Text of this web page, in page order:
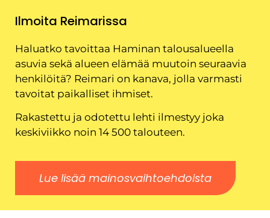
Ilmoita Reimarissa
Haluatko tavoittaa Haminan talousalueella
asuvia sekä alueen elämää muutoin seuraavia
henkilöitä? Reimari on kanava, jolla varmasti
tavoitat paikalliset ihmiset.
Rakastettu ja odotettu lehti ilmestyy joka
keskiviikko noin 14 500 talouteen.
Lue lisää mainosvaihtoehdoista